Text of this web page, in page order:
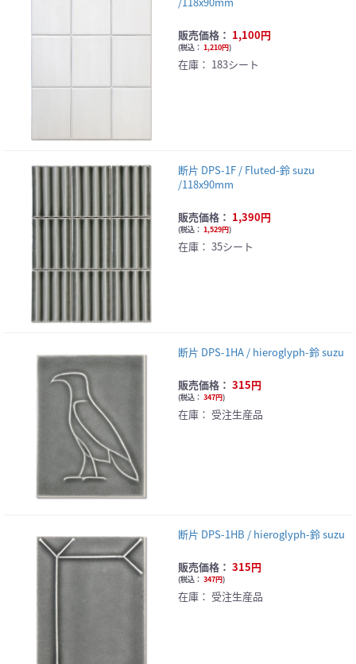
販売価格： 1,100円
(税込： 1,210円)
在庫： 183シート
断片 DPS-1F / Fluted-鈴 suzu
/118x90mm
販売価格： 1,390円
(税込： 1,529円)
在庫： 35シート
断片 DPS-1HA / hieroglyph-鈴 suzu
販売価格： 315円
(税込： 347円)
在庫： 受注生産品
断片 DPS-1HB / hieroglyph-鈴 suzu
販売価格： 315円
(税込： 347円)
在庫： 受注生産品